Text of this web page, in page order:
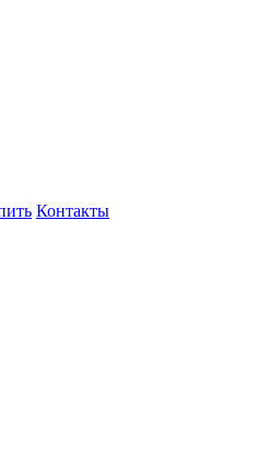
Контакты